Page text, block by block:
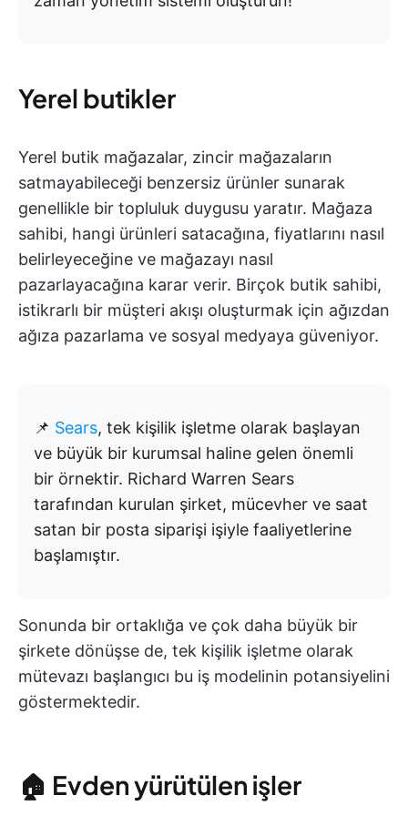
Yerel butikler
Yerel butik mağazalar, zincir mağazaların
satmayabileceği benzersiz ürünler sunarak
genellikle bir topluluk duygusu yaratır. Mağaza
sahibi, hangi ürünleri satacağına, fiyatlarını nasıl
belirleyeceğine ve mağazayı nasıl
pazarlayacağına karar verir. Birçok butik sahibi,
istikrarlı bir müşteri akışı oluşturmak için ağızdan
ağıza pazarlama ve sosyal medyaya güveniyor.
📌 Sears, tek kişilik işletme olarak başlayan
ve büyük bir kurumsal haline gelen önemli
bir örnektir. Richard Warren Sears
tarafından kurulan şirket, mücevher ve saat
satan bir posta siparişi işiyle faaliyetlerine
başlamıştır.
Sonunda bir ortaklığa ve çok daha büyük bir
şirkete dönüşse de, tek kişilik işletme olarak
mütevazı başlangıcı bu iş modelinin potansiyelini
göstermektedir.
🏠 Evden yürütülen işler